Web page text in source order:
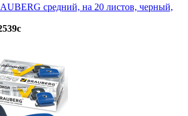
средний, на 20 листов, черный,